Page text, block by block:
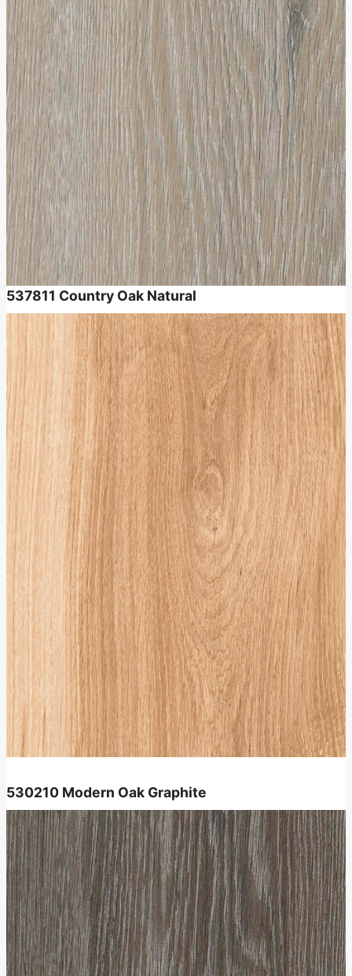
537811 Country Oak Natural
530210 Modern Oak Graphite